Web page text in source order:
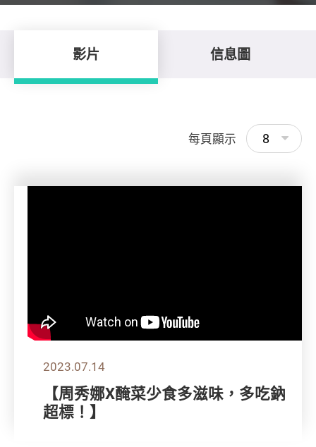
影片 信息圖
每頁顯示 8
2023.07.14
【周秀娜X醃菜少食多滋味，多吃鈉
超標！】